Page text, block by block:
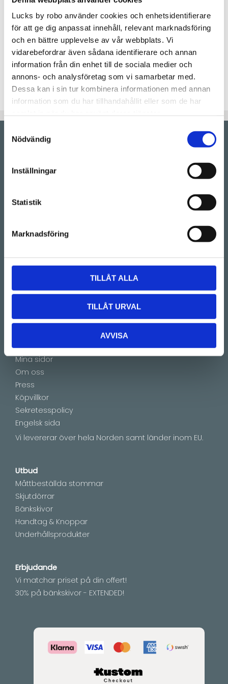
Lucks by robo använder cookies och enhetsidentifierare
för att ge dig anpassat innehåll, relevant marknadsföring
och en bättre upplevelse av vår webbplats. Vi
vidarebefordrar även sådana identifierare och annan
information från din enhet till de sociala medier och
annons- och analysföretag som vi samarbetar med.
Dessa kan i sin tur kombinera informationen med annan
information som du har tillhandahållit eller som de har
Nödvändig
Inställningar
Statistik
Marknadsföring
TILLÅT ALLA
TILLÅT URVAL
AVVISA
Lagerstatus
Beställningsvara.Leveranstid 6-
9 veckor
Artikelnr
AFKANT60x40V
Kökslucka med ram i modellen "Af Kant" , lackas i
valfri färg utan extra kostnad.
Drop-in showroom, se aktuella öppettider på vår
Telefon:
Kontakt
Information
Mina sidor
Om oss
Press
Köpvillkor
Sekretesspolicy
Engelsk sida
Vi levererar över hela Norden samt länder inom EU.
Utbud
Måttbeställda stommar
Skjutdörrar
Bänkskivor
Handtag & Knoppar
Underhållsprodukter
Erbjudande
Vi matchar priset på din offert!
30% på bänkskivor - EXTENDED!